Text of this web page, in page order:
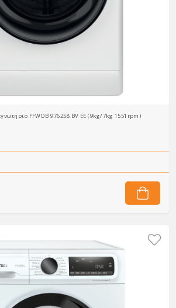
FFWDB 976258 BV EE (9kg/7kg 1551rpm)